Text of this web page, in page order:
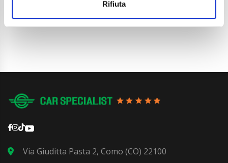
Rifiuta
Via Giuditta Pasta 2, Como (CO) 22100